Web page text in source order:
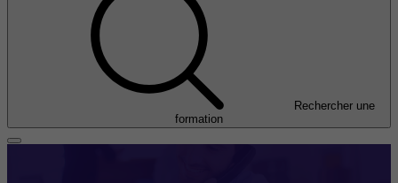
Rechercher une
formation